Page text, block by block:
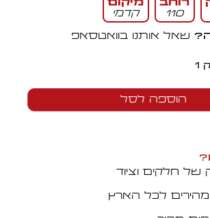
110
קדמי
שאל אותנו בוואטסאפ
הוספה לסל
של חלקים וציוד
לכל הארץ